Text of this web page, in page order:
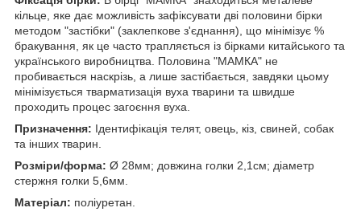
кільце, яке дає можливість зафіксувати дві половини бірки
методом "застібки" (заклепкове з'єднання), що мінімізує %
бракування, як це часто трапляється із бірками китайського та
українського виробництва. Половина "МАМКА" не
пробивається наскрізь, а лише застібається, завдяки цьому
мінімізується тварматизація вуха тварини та швидше
проходить процес загоєння вуха.
Призначення: Ідентифікація телят, овець, кіз, свиней, собак
та інших тварин.
Розміри/форма: Ø 28мм; довжина голки 2,1см; діаметр
стержня голки 5,6мм.
Матеріал: поліуретан.